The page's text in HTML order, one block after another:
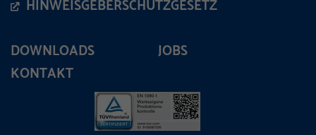
DOWNLOADS
JOBS
KONTAKT
HINWEISGEBERSCHUTZGESETZ